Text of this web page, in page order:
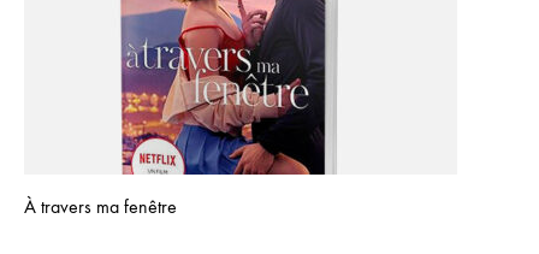
À travers ma fenêtre